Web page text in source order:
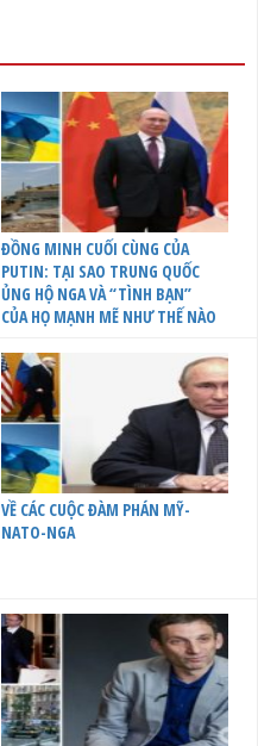
ĐỒNG MINH CUỐI CÙNG CỦA
PUTIN: TẠI SAO TRUNG QUỐC
ỦNG HỘ NGA VÀ “TÌNH BẠN”
CỦA HỌ MẠNH MẼ NHƯ THẾ NÀO
VỀ CÁC CUỘC ĐÀM PHÁN MỸ-
NATO-NGA